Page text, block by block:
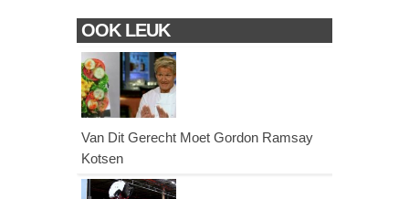
OOK LEUK
Van Dit Gerecht Moet Gordon Ramsay
Kotsen